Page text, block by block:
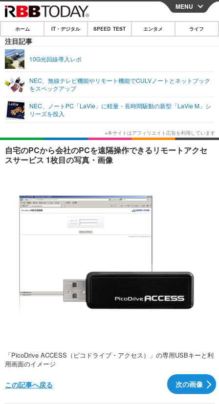
CLOSE
ホーム
IT・デジタル
ネタ
ショッピング その他
エンタメTOP
韓国・芸能
音楽 スポーツ
ライフ
ライフTOP グルメ
ペット ショッピング
リリース一覧
プッシュ通知の停止方法
MENU
ホーム IT・デジタル SPEED TEST エンタメ ライフ
注目記事
10G光回線導入レポ
NEC、無線テレビ機能やリモート機能でCULVノートとネットブック
をスペックアップ
NEC、ノートPC「LaVie」に軽量・長時間駆動の新型「LaVie M」シ
リーズを投入
自宅のPCから会社のPCを遠隔操作できるリモートアクセ
スサービス 1枚目の写真・画像
「PicoDrive ACCESS（ピコドライブ・アクセス）」の専用USBキーと利
用画面のイメージ
次の画像
この記事へ戻る